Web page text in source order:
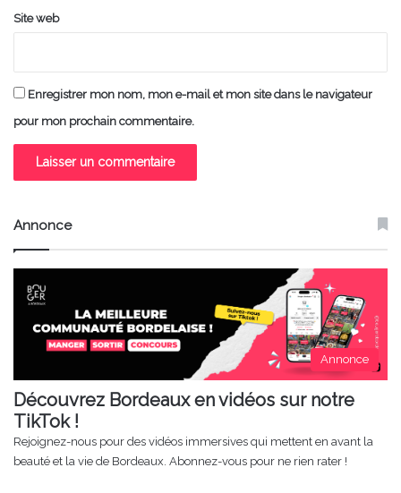
Site web
Enregistrer mon nom, mon e-mail et mon site dans le navigateur
pour mon prochain commentaire.
Annonce
Annonce
Découvrez Bordeaux en vidéos sur notre
TikTok !
Rejoignez-nous pour des vidéos immersives qui mettent en avant la
beauté et la vie de Bordeaux. Abonnez-vous pour ne rien rater !